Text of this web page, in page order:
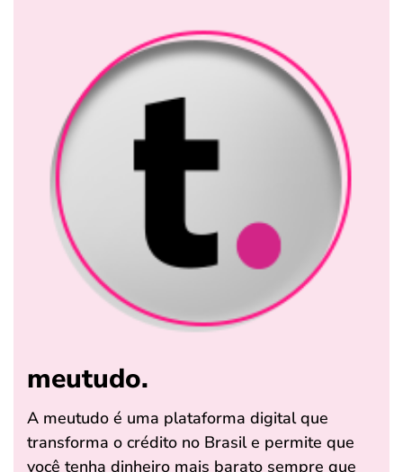
meutudo.
A meutudo é uma plataforma digital que
transforma o crédito no Brasil e permite que
você tenha dinheiro mais barato sempre que